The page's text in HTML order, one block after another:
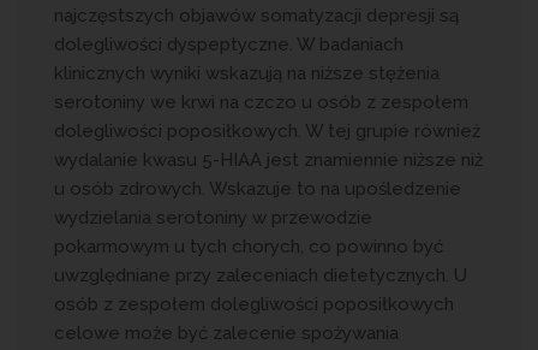
najczęstszych objawów somatyzacji depresji są
dolegliwości dyspeptyczne. W badaniach
klinicznych wyniki wskazują na niższe stężenia
serotoniny we krwi na czczo u osób z zespołem
dolegliwości poposiłkowych. W tej grupie również
wydalanie kwasu 5-HIAA jest znamiennie niższe niż
u osób zdrowych. Wskazuje to na upośledzenie
wydzielania serotoniny w przewodzie
pokarmowym u tych chorych, co powinno być
uwzględniane przy zaleceniach dietetycznych. U
osób z zespołem dolegliwości poposiłkowych
celowe może być zalecenie spożywania